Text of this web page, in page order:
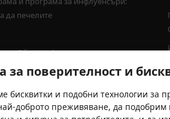
да печелите
– Обща информация
на дървета на Temu
за поверителност и
бисквитки и подобни технологии за
доброто преживяване, да подобрим